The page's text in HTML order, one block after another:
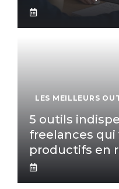
LES MEILLEURS
5 outils
freelances
productifs en